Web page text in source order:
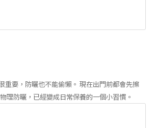
重要，防曬也不能偷懶。 現在出門前都會先擦
理防曬，已經變成日常保養的一個小習慣。